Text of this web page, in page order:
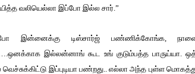
வலியெல்லா இப்போ இல்ல சார்.”
இன்னைக்கு டிஸ்சார்ஜ் பண்ணிக்கோங்க,
இல்லன்னாங் கூட உங் குடும்பத்த பாருய்யா.
இப்புடியா பண்றது.. எல்லா அந்த புள்ள